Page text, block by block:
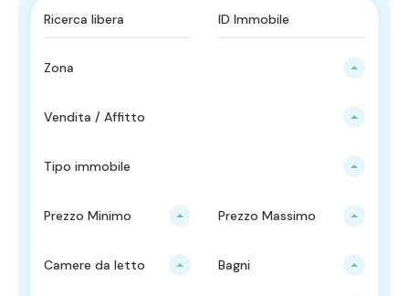
Zona
Vendita / Affitto
Tipo immobile
Prezzo Minimo Prezzo Massimo
Camere da letto Bagni